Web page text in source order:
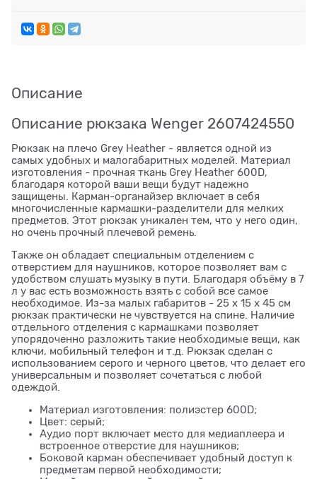
Описание
Описание рюкзака Wenger 2607424550
Рюкзак на плечо Grey Heather - является одной из
самых удобных и малогабаритных моделей. Материал
изготовления - прочная ткань Grey Heather 600D,
благодаря которой ваши вещи будут надежно
защищены. Карман-органайзер включает в себя
многочисленные кармашки-разделители для мелких
предметов. Этот рюкзак уникален тем, что у него один,
но очень прочный плечевой ремень.
Также он обладает специальным отделением с
отверстием для наушников, которое позволяет вам с
удобством слушать музыку в пути. Благодаря объёму в 7
л у вас есть возможность взять с собой все самое
необходимое. Из-за малых габаритов - 25 х 15 х 45 см
рюкзак практически не чувствуется на спине. Наличие
отдельного отделения с кармашками позволяет
упорядоченно разложить такие необходимые вещи, как
ключи, мобильный телефон и т.д. Рюкзак сделан с
использованием серого и черного цветов, что делает его
универсальным и позволяет сочетаться с любой
одеждой.
Материал изготовления: полиэстер 600D;
Цвет: серый;
Аудио порт включает место для медиаплеера и
встроенное отверстие для наушников;
Боковой карман обеспечивает удобный доступ к
предметам первой необходимости;